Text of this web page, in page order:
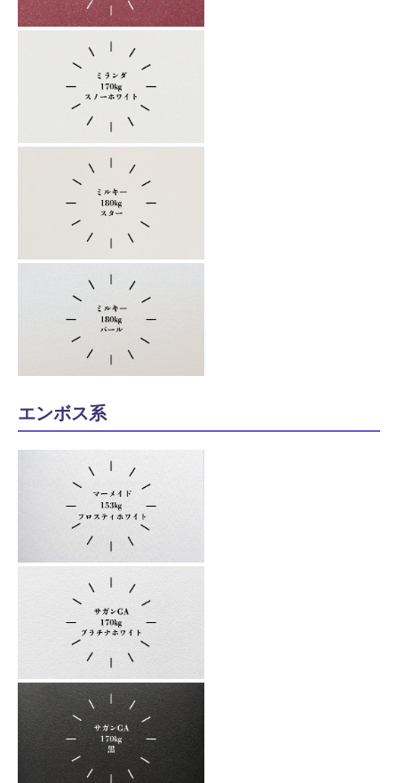
エンボス系